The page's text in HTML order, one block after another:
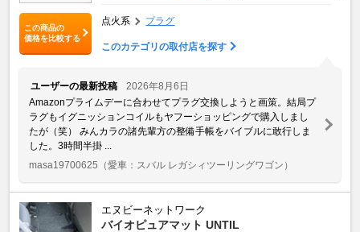
この商品の
価格を比較する
点火系 プラグ
このカテゴリの取付店を探す
ユーザーの最新投稿
2026年8月6日
Amazonプライムデーに合わせてプラグ交換しようと画策。結局プ
ラグもイグニッションコイルもヤフーショッピングで購入しまし
たが（笑） みんカラの諸先輩方の整備手帳をバイブルに敢行しま
した。3時間半掛 ...
masa19700625 （愛車：スバル レガシィツーリングワゴン）
エヌビーネットワーク
バイオピュアマット UNTIL